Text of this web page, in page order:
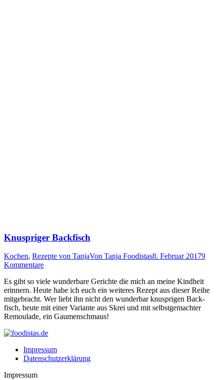
Knuspriger Backfisch
Kochen, Rezepte von TanjaVon Tanja Foodistas8. Februar 20179
Kommentare
Es gibt so vie­le wun­der­ba­re Gerich­te die mich an mei­ne Kind­heit
erin­nern. Heu­te habe ich euch ein wei­te­res Rezept aus die­ser Rei­he
mit­ge­bracht. Wer liebt ihn nicht den wun­der­bar knusp­ri­gen Back­
fisch, heu­te mit einer Vari­an­te aus Skrei und mit selbst­ge­mach­ter
Remou­la­de, ein Gaumenschmaus!
Impressum
Datenschutzerklärung
Impressum